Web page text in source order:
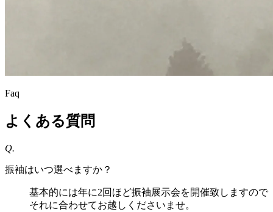
Faq
よくある質問
Q.
振袖はいつ選べますか？
基本的には年に2回ほど振袖展示会を開催致しますので
それに合わせてお越しくださいませ。